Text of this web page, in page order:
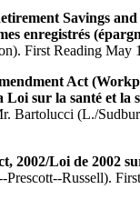
Savings
enregistrés
First Reading May
Act
sur la santé et la
Bartolucci (L./
2002/Loi de 2002
Russell).